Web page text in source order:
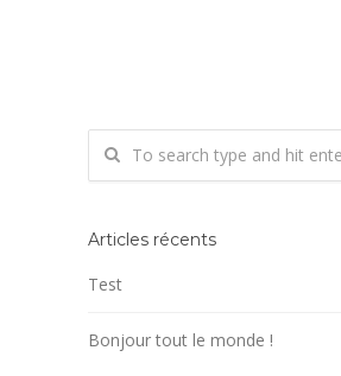
Articles récents
Test
Bonjour tout le monde !